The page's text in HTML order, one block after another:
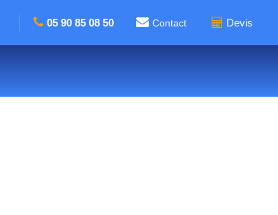
05 90 85 08 50 Contact Devis